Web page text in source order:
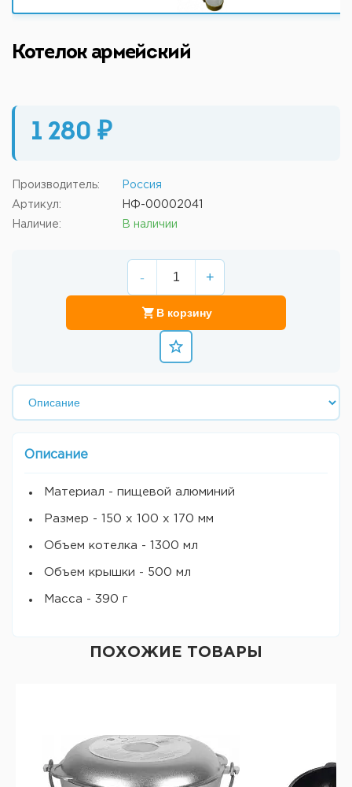
Котелок армейский
1 280 ₽
Производитель: Россия
Артикул: НФ-00002041
Наличие: В наличии
- +
В корзину
Описание
Материал - пищевой алюминий
Размер - 150 х 100 х 170 мм
Объем котелка - 1300 мл
Объем крышки - 500 мл
Масса - 390 г
ПОХОЖИЕ ТОВАРЫ